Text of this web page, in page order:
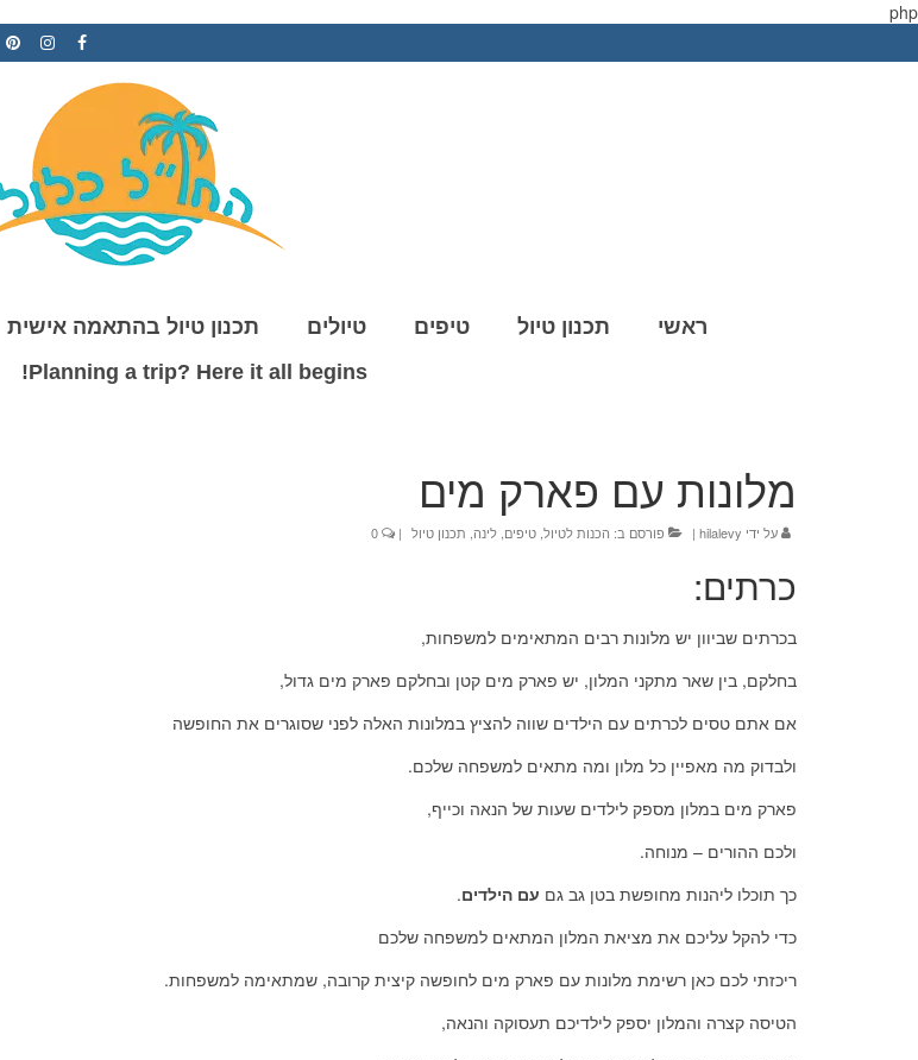
php
ראשי תכנון טיול טיפים טיולים תכנון טיול בהתאמה אישית
Planning a trip? Here it all begins!
מלונות עם פארק מים
על ידי hilalevy
| פורסם ב: הכנות לטיול טיפים לינה תכנון טיול |
כרתים:
בכרתים שביוון יש מלונות רבים המתאימים למשפחות,
בחלקם, בין שאר מתקני המלון, יש פארק מים קטן ובחלקם פארק מים גדול,
אם אתם טסים לכרתים עם הילדים שווה להציץ במלונות האלה לפני שסוגרים את החופשה
ולבדוק מה מאפיין כל מלון ומה מתאים למשפחה שלכם.
פארק מים במלון מספק לילדים שעות של הנאה וכייף,
ולכם ההורים – מנוחה.
כך תוכלו ליהנות מחופשת בטן גב גם עם הילדים.
כדי להקל עליכם את מציאת המלון המתאים למשפחה שלכם
ריכזתי לכם כאן רשימת מלונות עם פארק מים לחופשה קיצית קרובה, שמתאימה למשפחות.
הטיסה קצרה והמלון יספק לילדיכם תעסוקה והנאה,